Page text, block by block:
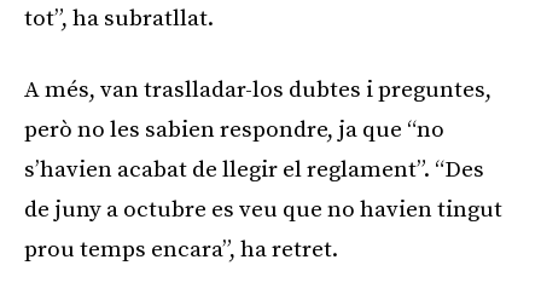
tot”, ha subratllat.
A més, van traslladar-los dubtes i preguntes,
però no les sabien respondre, ja que “no
s’havien acabat de llegir el reglament”. “Des
de juny a octubre es veu que no havien tingut
prou temps encara”, ha retret.